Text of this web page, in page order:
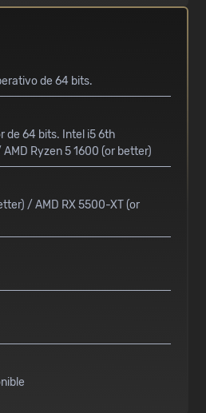
de 64 bits.
de 64 bits. Intel i5 6th
Ryzen 5 1600 (or better)
/ AMD RX 5500-XT (or